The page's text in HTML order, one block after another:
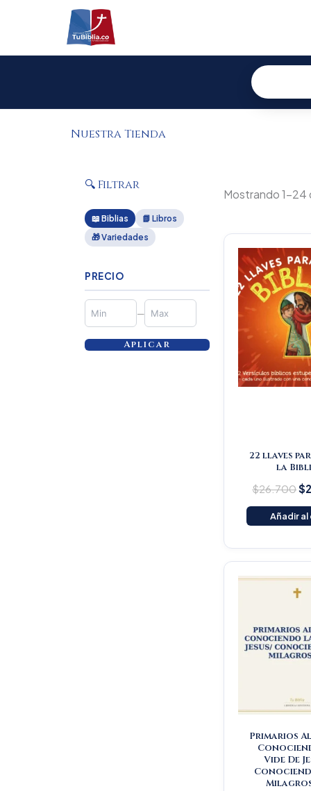
Nuestra Tienda
🔍 Filtrar
📖 Biblias
📗 Libros
🎁 Variedades
PRECIO
—
Aplicar
Mostrando 1–24
22 llaves
la
$26.700$
Añadir
Primarios
Vide De